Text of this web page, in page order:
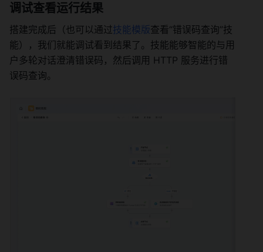
调试查看运行结果
搭建完成后（也可以通过技能模版查看“错误码查询”技
能），我们就能调试看到结果了。技能能够智能的与用
户多轮对话澄清错误码，然后调用 HTTP 服务进行错
误码查询。